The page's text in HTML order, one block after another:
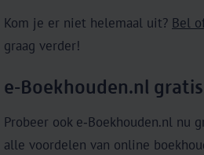
Kom je er niet helemaal uit? Bel
graag verder!
e‑Boekhouden.nl
Probeer ook e‑Boekhouden.nl nu
alle voordelen van online